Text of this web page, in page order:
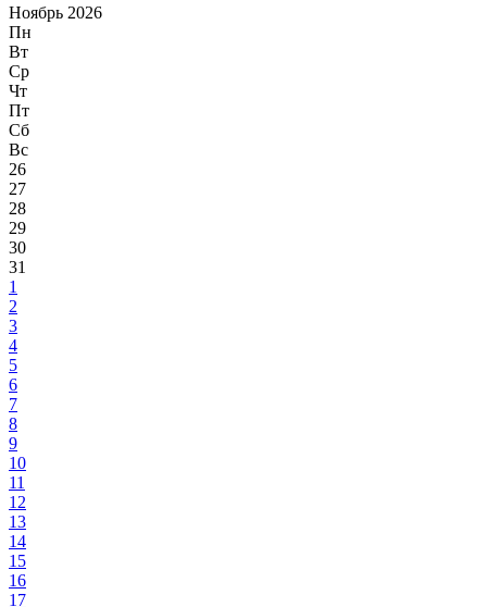
Ноябрь 2026
Пн
Вт
Ср
Чт
Пт
Сб
Вс
26
27
28
29
30
31
1
2
3
4
5
6
7
8
9
10
11
12
13
14
15
16
17